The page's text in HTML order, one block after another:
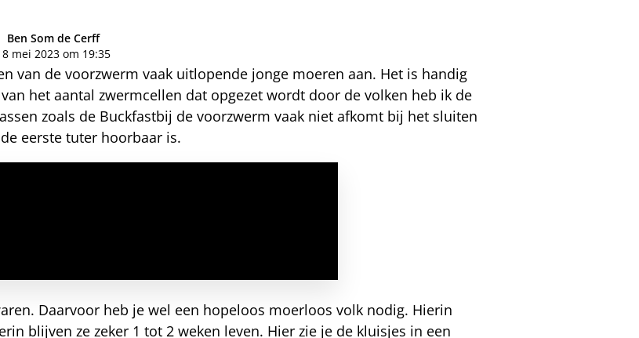
Ben Som de Cerff
mei 2023 om 19:35
van de voorzwerm vaak uitlopende jonge moeren aan. Het is handig
het aantal zwermcellen dat opgezet wordt door de volken heb ik de
zoals de Buckfastbij de voorzwerm vaak niet afkomt bij het sluiten
eerste tuter hoorbaar is.
Daarvoor heb je wel een hopeloos moerloos volk nodig. Hierin
blijven ze zeker 1 tot 2 weken leven. Hier zie je de kluisjes in een